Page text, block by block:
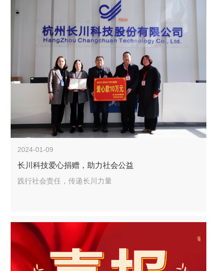
2024-01-09
长川科技爱心捐赠，助力社会公益
践行社会责任，传递长川力量